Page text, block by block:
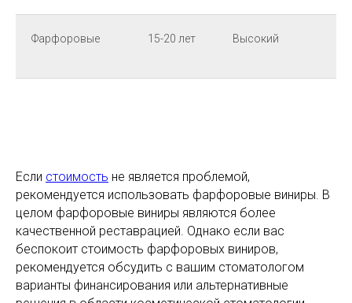
Фарфоровые 15-20 лет Высокий
Если стоимость не является проблемой,
рекомендуется использовать фарфоровые виниры. В
целом фарфоровые виниры являются более
качественной реставрацией. Однако если вас
беспокоит стоимость фарфоровых виниров,
рекомендуется обсудить с вашим стоматологом
варианты финансирования или альтернативные